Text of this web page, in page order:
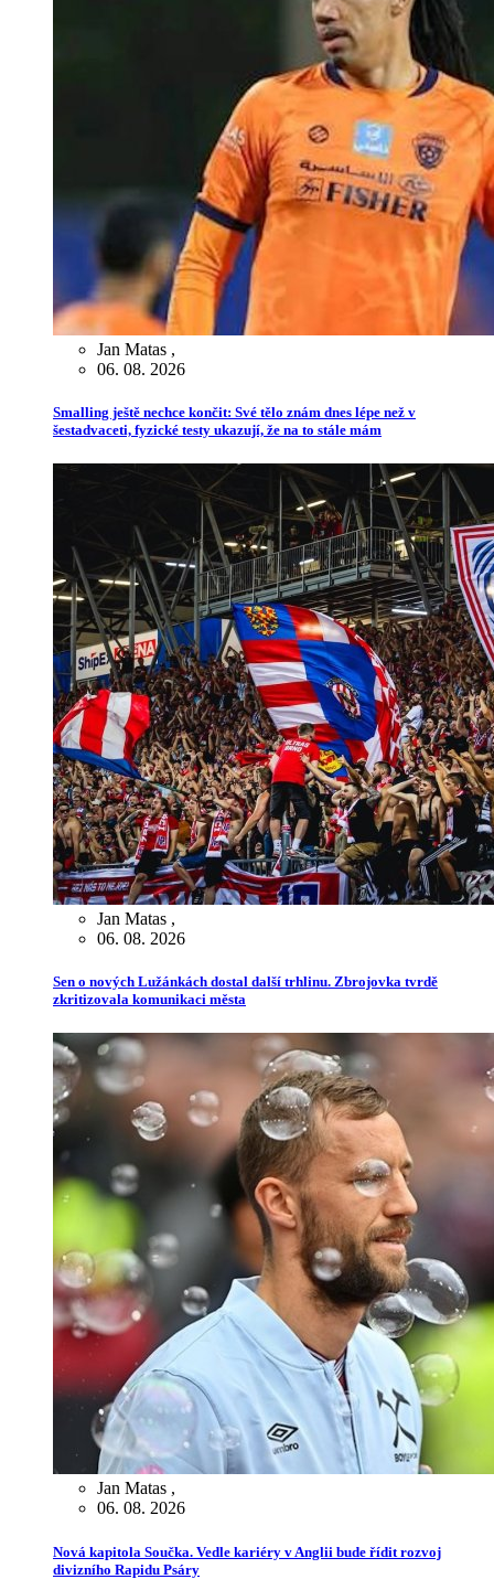
Jan Matas ,
06. 08. 2026
Smalling ještě nechce končit: Své tělo znám dnes lépe než v
šestadvaceti, fyzické testy ukazují, že na to stále mám
Jan Matas ,
06. 08. 2026
Sen o nových Lužánkách dostal další trhlinu. Zbrojovka tvrdě
zkritizovala komunikaci města
Jan Matas ,
06. 08. 2026
Nová kapitola Součka. Vedle kariéry v Anglii bude řídit rozvoj
divizního Rapidu Psáry